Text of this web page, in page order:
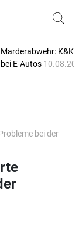
Marderabwehr: K&K
bei E-Autos
bei der